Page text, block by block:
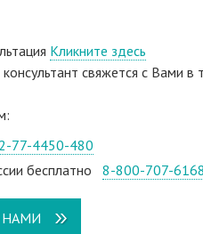
Кликните здесь
свяжeтся с Вами в
77-4450-480
бесплатно 8-800-707-6168
НАМИ